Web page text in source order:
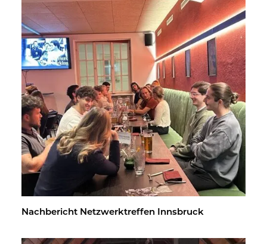
Nach­be­richt Netz­werk­tref­fen Inns­bruck